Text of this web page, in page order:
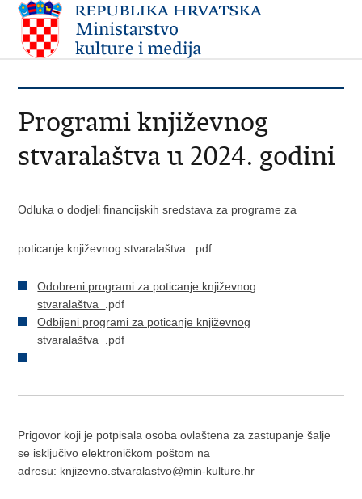
Programi književnog
stvaralaštva u 2024. godini
Odluka o dodjeli financijskih sredstava za programe za
poticanje književnog stvaralaštva .pdf
Odobreni programi za poticanje književnog
stvaralaštva
.pdf ​
Odbijeni programi za poticanje književnog
stvaralaštva
.pdf
Prigovor koji je potpisala osoba ovlaštena za zastupanje šalje
se isključivo elektroničkom poštom na
adresu: knjizevno.stvaralastvo@min-kulture.hr